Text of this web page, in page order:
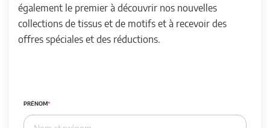
également le premier à découvrir nos nouvelles
collections de tissus et de motifs et à recevoir des
offres spéciales et des réductions.
PRÉNOM